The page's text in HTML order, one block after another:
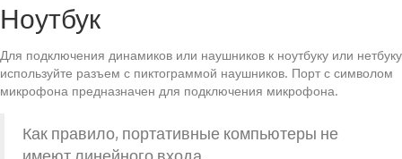
Ноутбук
Для подключения динамиков или наушников к ноутбуку или нетбуку
используйте разъем с пиктограммой наушников. Порт с символом
микрофона предназначен для подключения микрофона.
Как правило, портативные компьютеры не